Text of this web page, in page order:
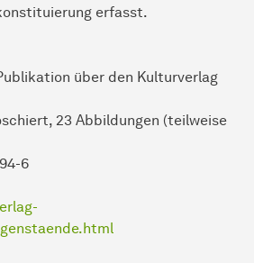
erfasst.
über den Kulturverlag
23 Abbildungen (teilweise
6